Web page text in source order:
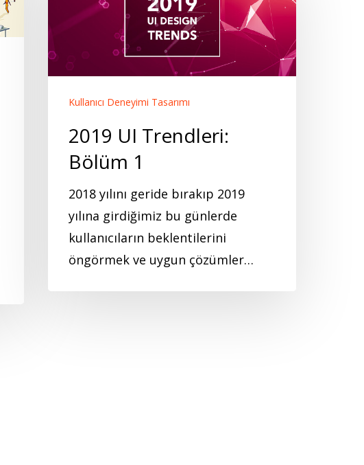
Trendleri:
Bölüm
1
Kullanıcı Deneyimi Tasarımı
2019 UI Trendleri:
Bölüm 1
2018 yılını geride bırakıp 2019
yılına girdiğimiz bu günlerde
kullanıcıların beklentilerini
öngörmek ve uygun çözümler…